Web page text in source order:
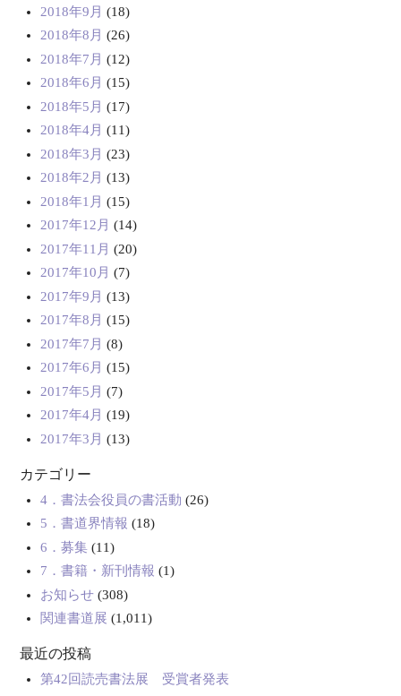
2018年9月 (18)
2018年8月 (26)
2018年7月 (12)
2018年6月 (15)
2018年5月 (17)
2018年4月 (11)
2018年3月 (23)
2018年2月 (13)
2018年1月 (15)
2017年12月 (14)
2017年11月 (20)
2017年10月 (7)
2017年9月 (13)
2017年8月 (15)
2017年7月 (8)
2017年6月 (15)
2017年5月 (7)
2017年4月 (19)
2017年3月 (13)
カテゴリー
4．書法会役員の書活動 (26)
5．書道界情報 (18)
6．募集(11)
7．書籍・新刊情報 (1)
お知らせ(308)
関連書道展 (1,011)
最近の投稿
第42回読売書法展 受賞者発表